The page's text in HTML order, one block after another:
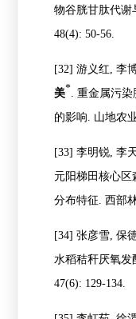
物谷胱甘肽代谢
48(4): 50-56.
[32] 游义红 李
美* 重金属污染
的影响
山地农
[33] 李明锐, 李
元阳梯田核心区
分布特征 西部
[34] 张彦雪, 保
水稻秸秆厌氧发
47(6): 129-134.